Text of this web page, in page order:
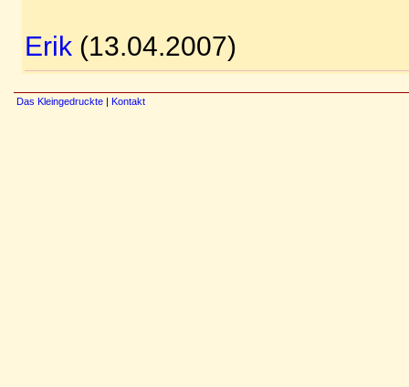
Erik (13.04.2007)
Das Kleingedruckte | Kontakt